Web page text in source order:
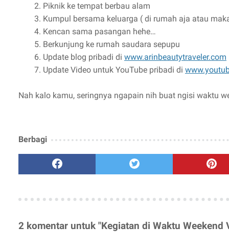
Piknik ke tempat berbau alam
Kumpul bersama keluarga ( di rumah aja atau
Kencan sama pasangan hehe…
Berkunjung ke rumah saudara sepupu
Update blog pribadi di www.arinbeautytraveler.com
Update Video untuk YouTube pribadi di
Nah kalo kamu, seringnya ngapain nih buat ngisi waktu
Berbagi
2 komentar untuk "Kegiatan di Waktu Weekend